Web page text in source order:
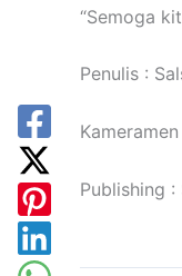
“Semoga
Penulis :
Publishing :